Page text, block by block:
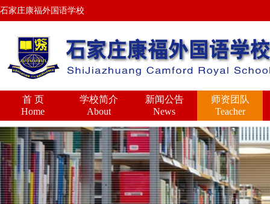
石家庄康福外国语学校
首 页
Home
学校简介
About
新闻公告
News
师资团队
Teacher